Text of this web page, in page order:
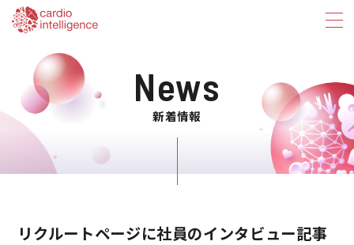
News
新着情報
リクルートページに社員のインタビュー記事